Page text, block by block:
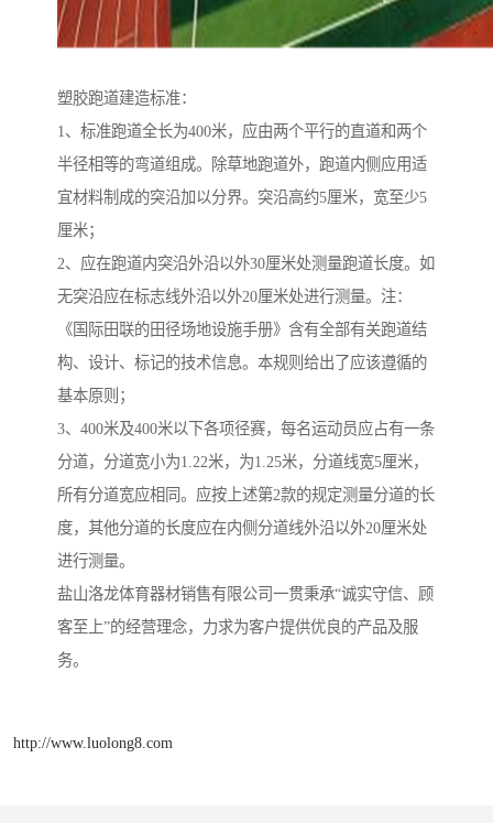
塑胶跑道建造标准：
1、标准跑道全长为400米，应由两个平行的直道和两个
半径相等的弯道组成。除草地跑道外，跑道内侧应用适
宜材料制成的突沿加以分界。突沿高约5厘米，宽至少5
厘米；
2、应在跑道内突沿外沿以外30厘米处测量跑道长度。如
无突沿应在标志线外沿以外20厘米处进行测量。注：
《国际田联的田径场地设施手册》含有全部有关跑道结
构、设计、标记的技术信息。本规则给出了应该遵循的
基本原则；
3、400米及400米以下各项径赛，每名运动员应占有一条
分道，分道宽小为1.22米，为1.25米，分道线宽5厘米，
所有分道宽应相同。应按上述第2款的规定测量分道的长
度，其他分道的长度应在内侧分道线外沿以外20厘米处
进行测量。
盐山洛龙体育器材销售有限公司一贯秉承“诚实守信、顾
客至上”的经营理念，力求为客户提供优良的产品及服
务。
http://www.luolong8.com